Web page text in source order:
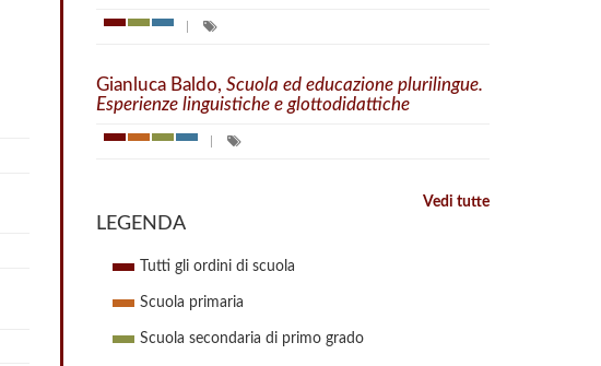
Gianluca Baldo, Scuola ed educazione plurilingue.
Esperienze linguistiche e glottodidattiche
Vedi tutte
LEGENDA
Tutti gli ordini di scuola
Scuola primaria
Scuola secondaria di primo grado